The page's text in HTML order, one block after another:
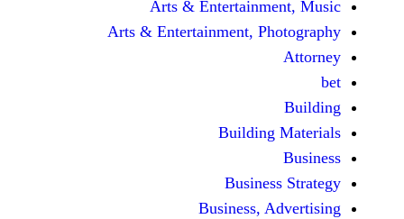
Arts &
Arts & Entertainment,
Business,